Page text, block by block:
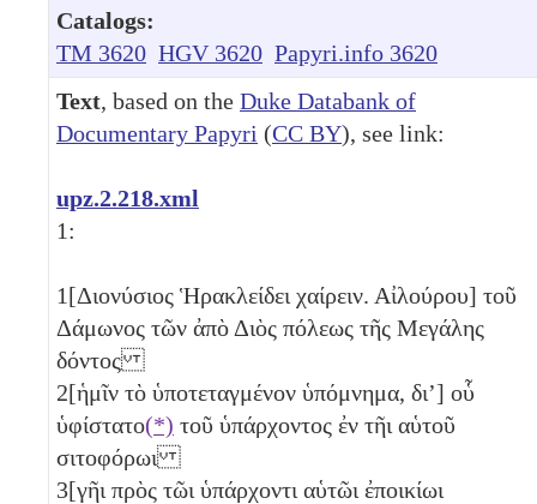
Catalogs:
TM 3620 HGV 3620 Papyri.info 3620
Text, based on the Duke Databank of
Documentary Papyri (CC BY), see link:
upz.2.218.xml
1:
1[Διονύσιος Ἡρακλείδει χαίρειν. Αἰλούρου] τοῦ
Δάμωνος τῶν ἀπὸ Διὸς πόλεως τῆς Μεγάλης
δόντος
2[ἡμῖν τὸ ὑποτεταγμένον ὑπόμνημα, διʼ] οὗ
ὑφίστατο(*) τοῦ ὑπάρχοντος ἐν τῆι αὑτοῦ
σιτοφόρωι
3[γῆι πρὸς τῶι ὑπάρχοντι αὑτῶι ἐποικίωι